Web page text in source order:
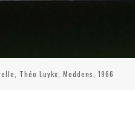
Théo Luykx, Meddens, 1966